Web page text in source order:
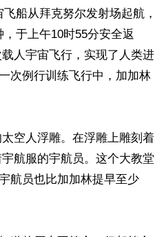
船从拜克努尔发射场起航，
于上午10时55分安全返
人宇宙飞行，实现了人类进
次例行训练飞行中，加加林
空人浮雕。在浮雕上雕刻着
航服的宇航员。这个大教堂
航员也比加加林提早至少